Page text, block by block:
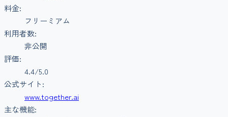
料金:
フリーミアム
利用者数:
非公開
評価:
4.4/5.0
公式サイト:
www.together.ai
主な機能: